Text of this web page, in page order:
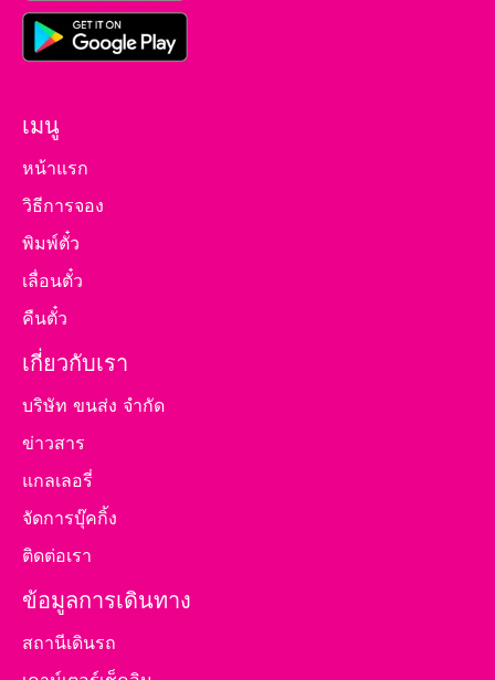
เมนู
หน้าแรก
วิธีการจอง
พิมพ์ตั๋ว
เลื่อนตั๋ว
คืนตั๋ว
เกี่ยวกับเรา
บริษัท ขนส่ง จำกัด
ข่าวสาร
แกลเลอรี่
จัดการบุ๊คกิ้ง
ติดต่อเรา
ข้อมูลการเดินทาง
สถานีเดินรถ